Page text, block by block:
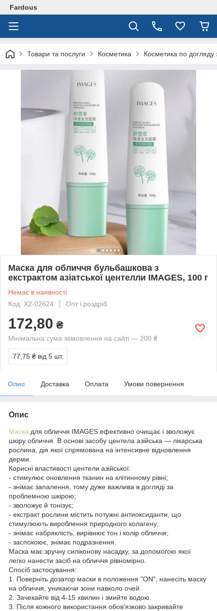
Fardous
Товари та послуги Косметика Косметика по догляду
Маска для обличчя бульбашкова з
екстрактом азіатської центелли IMAGES, 100 г
Немає в наявності
Код: X2-02624
Опт і роздріб
172,80 ₴
Мінімальна сума замовлення на сайті — 200 ₴
77,75 ₴ від 5 шт.
Опис Доставка Оплата Умови повернення
Опис
Маска для обличчя IMAGES ефективно очищає і зволожує
шкіру обличчя. В основі засобу центела азійська — лікарська
рослина, дія якої спрямована на інтенсивне відновлення
дерми.
Корисні властивості центели азійської:
- стимулює оновлення тканин на клітинному рівні;
- знімає запалення, тому дуже важлива в догляді за
проблемною шкірою;
- зволожує й тонізує;
- екстракт рослини містить потужні антиоксиданти, що
стимулюють вироблення природного колагену;
- знімає набряклість, вирівнює тон і колір обличчя;
- заспокоює, знімає подразнення.
Маска має зручну силіконову насадку, за допомогою якої
легко нанести засіб на обличчя рівномірно.
Спосіб застосування:
1. Поверніть дозатор маски в положення "ON", нанесіть маску
на обличчя, уникаючи зони навколо очей.
2. Зачекайте від 4-15 хвилин і змийте водою.
3. Після кожного використання обов'язково закривайте